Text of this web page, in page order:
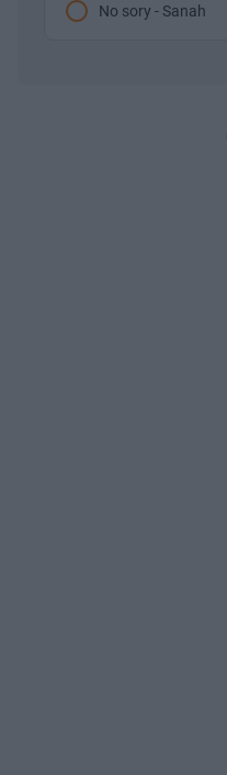
No sory - Sanah